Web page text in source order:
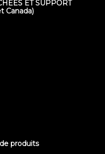
ET SUPPORT
Canada)
produits